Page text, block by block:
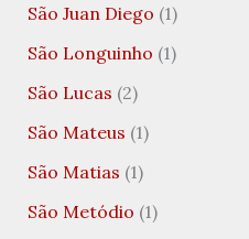
São Juan Diego (1)
São Longuinho (1)
São Lucas (2)
São Mateus (1)
São Matias (1)
São Metódio (1)